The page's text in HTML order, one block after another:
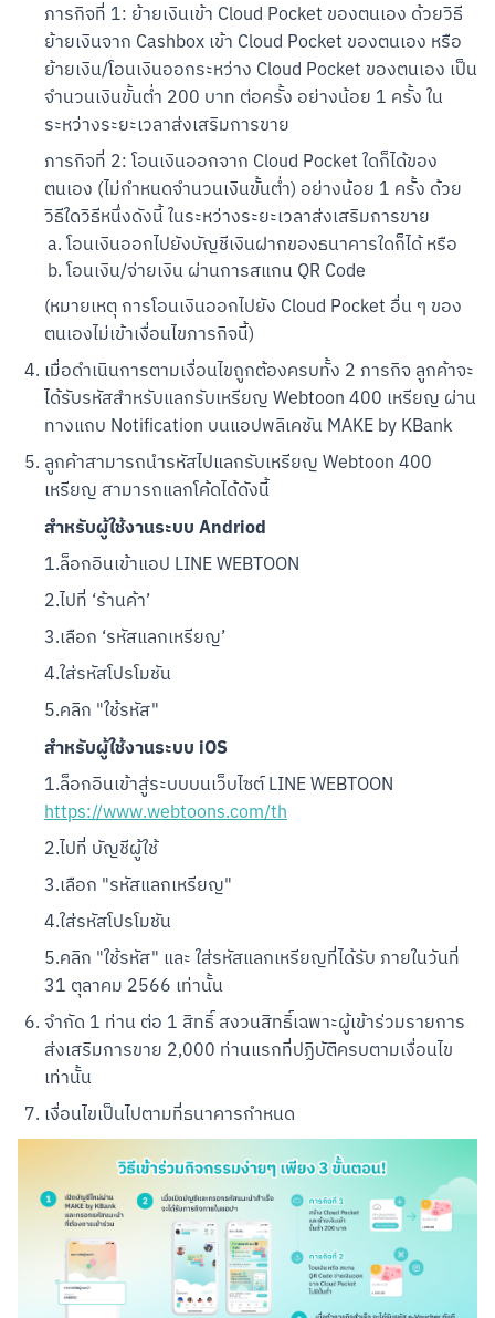
สแกนเพื่อดาวน์โหลด
ภารกิจที่ 1: ย้ายเงินเข้า Cloud Pocket ของตนเอง ด้วยวิธี
ย้ายเงินจาก Cashbox เข้า Cloud Pocket ของตนเอง หรือ
ย้ายเงิน/โอนเงินออกระหว่าง Cloud Pocket ของตนเอง เป็น
จำนวนเงินขั้นต่ำ 200 บาท ต่อครั้ง อย่างน้อย 1 ครั้ง ใน
ระหว่างระยะเวลาส่งเสริมการขาย
ภารกิจที่ 2: โอนเงินออกจาก Cloud Pocket ใดก็ได้ของ
ตนเอง (ไม่กำหนดจำนวนเงินขั้นต่ำ) อย่างน้อย 1 ครั้ง ด้วย
วิธีใดวิธีหนึ่งดังนี้ ในระหว่างระยะเวลาส่งเสริมการขาย
โอนเงินออกไปยังบัญชีเงินฝากของธนาคารใดก็ได้ หรือ
โอนเงิน/จ่ายเงิน ผ่านการสแกน QR Code
(หมายเหตุ การโอนเงินออกไปยัง Cloud Pocket อื่น ๆ ของ
ตนเองไม่เข้าเงื่อนไขภารกิจนี้)
เมื่อดำเนินการตามเงื่อนไขถูกต้องครบทั้ง 2 ภารกิจ ลูกค้าจะ
ได้รับรหัสสำหรับแลกรับเหรียญ Webtoon 400 เหรียญ ผ่าน
ทางแถบ Notification บนแอปพลิเคชัน MAKE by KBank
ลูกค้าสามารถนำรหัสไปแลกรับเหรียญ Webtoon 400
เหรียญ สามารถแลกโค้ดได้ดังนี้
สำหรับผู้ใช้งานระบบ Andriod
1.ล็อกอินเข้าแอป LINE WEBTOON
2.ไปที่ ‘ร้านค้า’
3.เลือก ‘รหัสแลกเหรียญ’
4.ใส่รหัสโปรโมชัน
5.คลิก "ใช้รหัส"
สำหรับผู้ใช้งานระบบ iOS
https://www.webtoons.com/th
2.ไปที่ บัญชีผู้ใช้
3.เลือก "รหัสแลกเหรียญ"
4.ใส่รหัสโปรโมชัน
5.คลิก "ใช้รหัส" และ ใส่รหัสแลกเหรียญที่ได้รับ ภายในวันที่
31 ตุลาคม 2566 เท่านั้น
จำกัด 1 ท่าน ต่อ 1 สิทธิ์ สงวนสิทธิ์เฉพาะผู้เข้าร่วมรายการ
ส่งเสริมการขาย 2,000 ท่านแรกที่ปฏิบัติครบตามเงื่อนไข
เท่านั้น
เงื่อนไขเป็นไปตามที่ธนาคารกำหนด